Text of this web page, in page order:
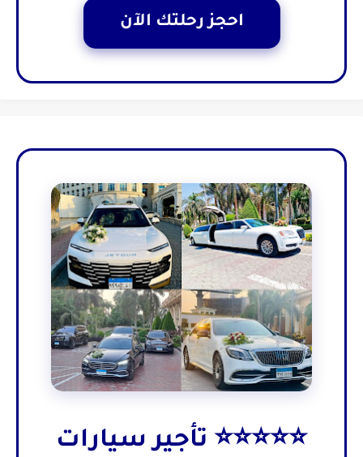
احجز رحلتك الآن
⭐⭐⭐⭐⭐ تأجير سيارات